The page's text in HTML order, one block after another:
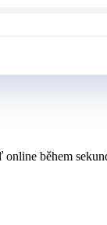
během